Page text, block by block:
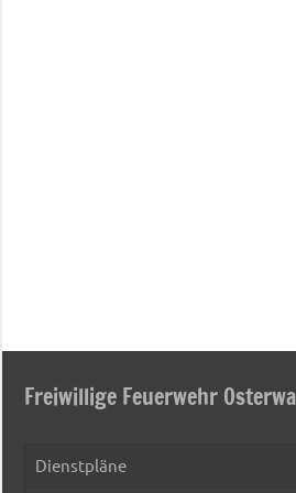
Freiwillige Feuerwehr
Dienstpläne